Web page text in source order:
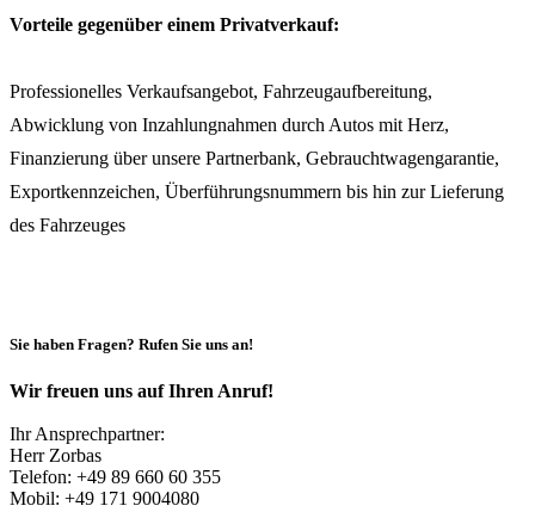
Vorteile gegenüber einem Privatverkauf:
Professionelles Verkaufsangebot, Fahrzeugaufbereitung,
Abwicklung von Inzahlungnahmen durch Autos mit Herz,
Finanzierung über unsere Partnerbank, Gebrauchtwagengarantie,
Exportkennzeichen, Überführungsnummern bis hin zur Lieferung
des Fahrzeuges
Sie haben Fragen? Rufen Sie uns an!
Wir freuen uns auf Ihren Anruf!
Ihr Ansprechpartner:
Herr Zorbas
Telefon: +49 89 660 60 355
Mobil: +49 171 9004080